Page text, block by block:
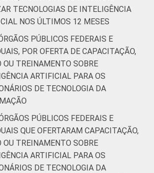
TECNOLOGIAS DE INTELIGÊNCIA
NOS ÚLTIMOS 12 MESES
PÚBLICOS FEDERAIS E
POR OFERTA DE CAPACITAÇÃO,
OU TREINAMENTO SOBRE
ARTIFICIAL PARA OS
DE TECNOLOGIA DA
PÚBLICOS FEDERAIS E
QUE OFERTARAM CAPACITAÇÃO,
OU TREINAMENTO SOBRE
ARTIFICIAL PARA OS
DE TECNOLOGIA DA